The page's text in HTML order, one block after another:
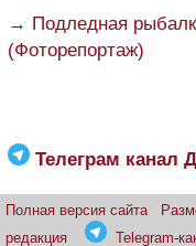
→ Подледная
(Фоторепортаж)
Телеграм канал
Полная версия сайта
редакция
Telegram-